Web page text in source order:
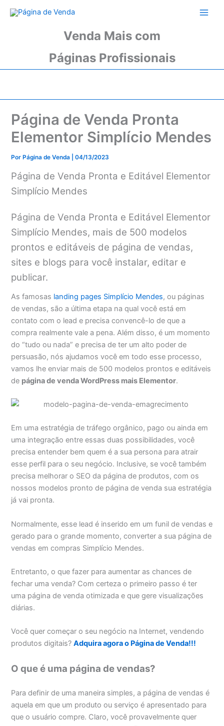
para
Venda Mais com
Páginas Profissionais
Página de Venda Pronta
Elementor Simplício Mendes
PorPágina de Venda |04/13/2023
Página de Venda Pronta e Editável Elementor
Simplício Mendes
Página de Venda Pronta e Editável Elementor
Simplício Mendes, mais de 500 modelos
prontos e editáveis de página de vendas,
sites e blogs para você instalar, editar e
publicar.
As famosas landing pages Simplício Mendes, ou páginas
de vendas, são a última etapa na qual você está em
contato com o lead e precisa convencê-lo de que a
compra realmente vale a pena. Além disso, é um momento
do “tudo ou nada” e precisa de ter um alto poder de
persuasão, nós ajudamos você em todo esse processo,
vamos lhe enviar mais de 500 modelos prontos e editáveis
de página de venda WordPress mais Elementor.
Em uma estratégia de tráfego orgânico, pago ou ainda em
uma integração entre essas duas possibilidades, você
precisa entender bem quem é a sua persona para atrair
esse perfil para o seu negócio. Inclusive, se você também
precisa melhorar o SEO da página de produtos, com os
nossos modelos pronto de página de venda sua estratégia
já vai pronta.
Normalmente, esse lead é inserido em um funil de vendas e
gerado para o grande momento, converter a sua página de
vendas em compras Simplício Mendes.
Entretanto, o que fazer para aumentar as chances de
fechar uma venda? Com certeza o primeiro passo é ter
uma página de venda otimizada e que gere visualizações
diárias.
Você quer começar o seu negócio na Internet, vendendo
produtos digitais?Adquira agora o Página de Venda!!!
O que é uma página de vendas?
Para definir de uma maneira simples, a página de vendas é
aquela em que um produto ou serviço é apresentado para
que o usuário compre. Claro, você provavelmente quer